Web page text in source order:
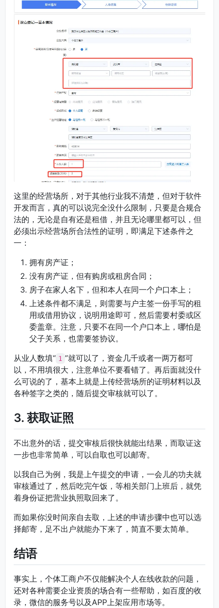
这里的经营场所，对于其他行业我不清楚，但对于软件
开发而言，真的可以说完全没什么限制，只要是合规合
法的，无论是自有还是租借，并且无论哪里都可以，但
必须出示经营场所合法性的证明，即满足下述条件之
一：
拥有房产证；
没有房产证，但有购房或租房合同；
房子在家人名下，但和本人在同一个户口本上；
上述条件都不满足，则需要与户主签一份手写的租
用或借用协议，说明用途即可，然后需要村委或区
委盖章。注意，只要不在同一个户口本上，哪怕是
父子关系，也需要签协议。
从业人数填“ 1 ”就可以了，资金几千或者一两万都可
以，不用填很大，注意单位不要看错了。再后面就没什
么可说的了，基本上就是上传经营场所的证明材料以及
各种签字之类的，随后提交审核就可以了。
3. 获取证照
不出意外的话，提交审核后很快就能出结果，而取证这
一步也非常简单，可以自取也可以邮寄。
以我自己为例，我是上午提交的申请，一会儿的功夫就
审核通过了，然后吃完午饭，等相关部门上班后，就凭
着身份证把营业执照取回来了。
而如果你没时间亲自去取，上述的申请步骤中也可以选
择邮寄，足不出户就能办下来了，简直不要太简单。
结语
事实上，个体工商户不仅能解决个人在线收款的问题，
还对各种需要企业资质的场合有一些帮助，如百度的收
录，微信的服务号以及APP上架应用市场等。